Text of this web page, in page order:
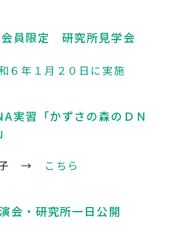
員限定 研究所見学会
６年１月２０日に実施
実習「かずさの森のＤＮ
子 → こちら
会・研究所一日公開